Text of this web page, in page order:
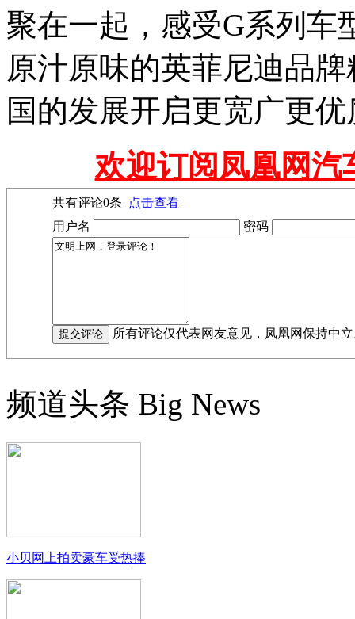
聚在一起，感受G系列车
原汁原味的英菲尼迪品
国的发展开启更宽广更
欢迎订阅凤凰网汽
共有评论0条
点击查看
用户名
密码
所有评论仅代表网友意见，凤凰网保持中
频道头条 Big News
小贝网上拍卖豪车受热捧